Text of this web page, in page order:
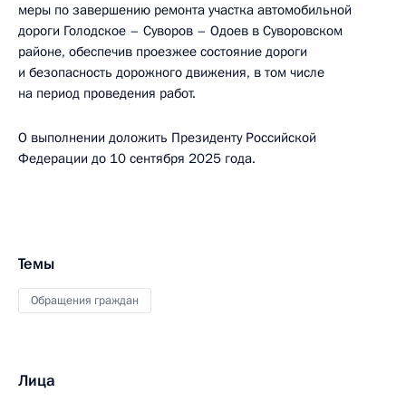
меры по завершению ремонта участка автомобильной
дороги Голодское – Суворов – Одоев в Суворовском
районе, обеспечив проезжее состояние дороги
и безопасность дорожного движения, в том числе
на период проведения работ.
О выполнении доложить Президенту Российской
Федерации до 10 сентября 2025 года.
Темы
Обращения граждан
Лица